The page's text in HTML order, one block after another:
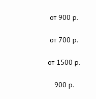
от 900 р.
от 700 р.
от 1500 р.
900 р.